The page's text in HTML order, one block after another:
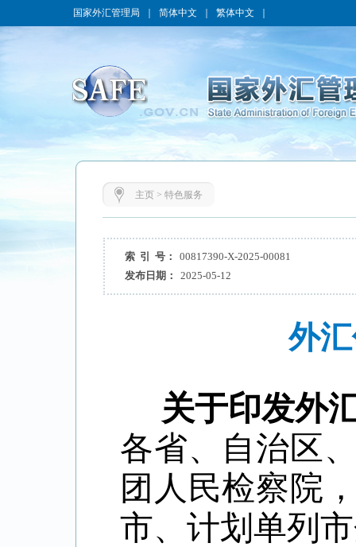
国家外汇管理局 简体中文 繁体中文
主页> 特色服务
索 引 号：
00817390-X-2025-00081
发布日期：
2025-05-12
外
关于印发外
各省、自治区
团人民检察院
市、计划单列